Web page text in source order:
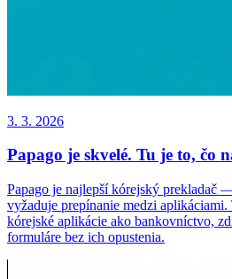
3. 3. 2026
Papago je skvelé. Tu je to, čo
Papago je najlepší kórejský prekladač
vyžaduje prepínanie medzi
kórejské aplikácie ako bankovníctvo,
formuláre bez ich opustenia.